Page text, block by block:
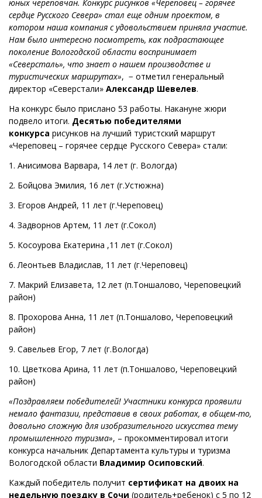
юных череповчан. Конкурс рисунков «Череповец – горячее
сердце Русского Севера» стал еще одним проектом, в
котором наша компания с удовольствием приняла участие.
Нам было интересно посмотреть, как подрастающее
поколение Вологодской области воспринимает
«Северсталь», что знает о нашем производстве и
туристических маршрутах», − отметил генеральный
директор «Северстали» Александр Шевелев.
На конкурс было прислано 53 работы. Накануне жюри
подвело итоги. Десятью победителями
конкурса рисунков на лучший туристский маршрут
«Череповец – горячее сердце Русского Севера» стали:
1. Анисимова Варвара, 14 лет (г. Вологда)
2. Бойцова Эмилия, 16 лет (г.Устюжна)
3. Егоров Андрей, 11 лет (г.Череповец)
4. Задворнов Артем, 11 лет (г.Сокол)
5. Косоурова Екатерина ,11 лет (г.Сокол)
6. Леонтьев Владислав, 11 лет (г.Череповец)
7. Макрий Елизавета, 12 лет (п.Тоншалово, Череповецкий
район)
8. Прохорова Анна, 11 лет (п.Тоншалово, Череповецкий
район)
9. Савельев Егор, 7 лет (г.Вологда)
10. Цветкова Арина, 11 лет (п.Тоншалово, Череповецкий
район)
«Поздравляем победителей! Участники конкурса проявили
немало фантазии, представив в своих работах, в общем-то,
довольно сложную для изобразительного искусства тему
промышленного туризма», – прокомментировал итоги
конкурса начальник Департамента культуры и туризма
Вологодской области Владимир Осиповский.
Каждый победитель получит сертификат на двоих на
недельную поездку в Сочи (родитель+ребенок) с 5 по 12